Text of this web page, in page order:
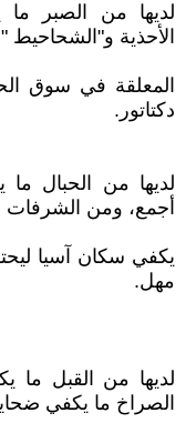
لديها من الصبر
الأحذية و"الشحاحيط "
المعلقة في سوق
دكتاتور.‏‏‏‏‏
لديها من الحبال
أجمع، ومن الشرفات
يكفي سكان آسيا
مهل.‏‏‏‏‏
لديها من القبل ما
الصراخ ما يكفي